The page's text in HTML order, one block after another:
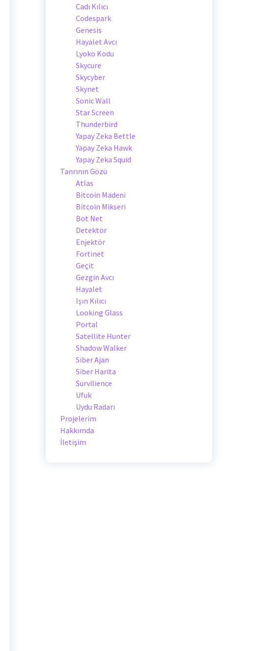
Cadı Kılıcı
Codespark
Genesis
Hayalet Avcı
Lyoko Kodu
Skycure
Skycyber
Skynet
Sonic Wall
Star Screen
Thunderbird
Yapay Zeka Bettle
Yapay Zeka Hawk
Yapay Zeka Squid
Tanrının Gözü
Atlas
Bitcoin Madeni
Bitcoin Mikseri
Bot Net
Detektör
Enjektör
Fortinet
Geçit
Gezgin Avcı
Hayalet
Işın Kılıcı
Looking Glass
Portal
Satellite Hunter
Shadow Walker
Siber Ajan
Siber Harita
Survilience
Ufuk
Uydu Radarı
Projelerim
Hakkımda
İletişim